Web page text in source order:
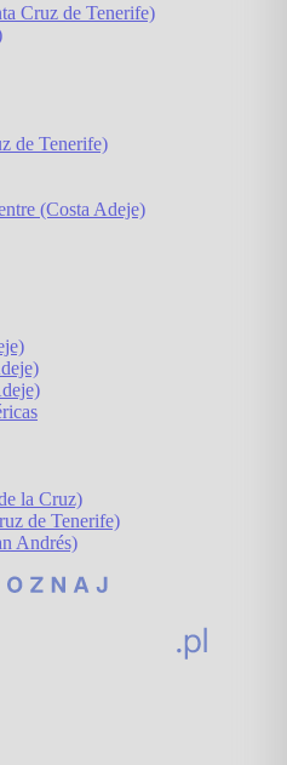
Cruz de Tenerife)
de Tenerife)
(Costa Adeje)
la Cruz)
de Tenerife)
Andrés)